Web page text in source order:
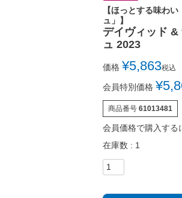
【ほっとする味わ
ュ」】
デイヴィッド
ュ 2023
価格 ¥5,863税込
会員特別価格 ¥
商品番号 61013481
会員価格で購入する
在庫数
1